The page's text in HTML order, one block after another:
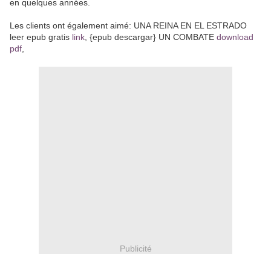
en quelques années.
Les clients ont également aimé: UNA REINA EN EL ESTRADO
leer epub gratis link , {epub descargar} UN COMBATE download
pdf
Publicité